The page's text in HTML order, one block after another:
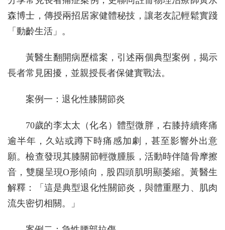
森博士，傳授兩招居家健體秘技，讓老友記輕鬆實踐
「動齡生活」。
黃醫生翻開病歷檔案，引述兩個典型案例，揭示
長者常見困擾，並親授長者保健實戰法。
案例一：退化性膝關節炎
70歲的李太太（化名）體型微胖，右膝持續疼痛
逾半年，久站或蹲下時痛感加劇，甚至影響外出意
願。檢查發現其膝關節輕微腫脹，活動時伴隨骨摩擦
音，雙腿呈現O形傾向，股四頭肌明顯萎縮。黃醫生
解釋：「這是典型退化性關節炎，與體重壓力、肌肉
流失密切相關。」